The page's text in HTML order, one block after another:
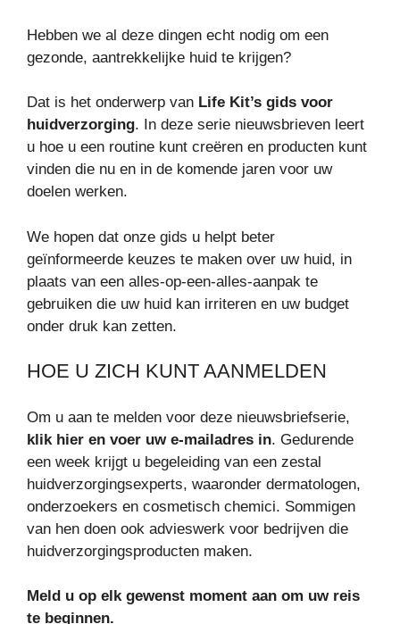
Hebben we al deze dingen echt nodig om een ​​
gezonde, aantrekkelijke huid te krijgen?
Dat is het onderwerp van Life Kit’s gids voor
huidverzorging. In deze serie nieuwsbrieven leert
u hoe u een routine kunt creëren en producten kunt
vinden die nu en in de komende jaren voor uw
doelen werken.
We hopen dat onze gids u helpt beter
geïnformeerde keuzes te maken over uw huid, in
plaats van een alles-op-een-alles-aanpak te
gebruiken die uw huid kan irriteren en uw budget
onder druk kan zetten.
HOE U ZICH KUNT AANMELDEN
Om u aan te melden voor deze nieuwsbriefserie,
klik hier en voer uw e-mailadres in. Gedurende
een week krijgt u begeleiding van een zestal
huidverzorgingsexperts, waaronder dermatologen,
onderzoekers en cosmetisch chemici. Sommigen
van hen doen ook advieswerk voor bedrijven die
huidverzorgingsproducten maken.
Meld u op elk gewenst moment aan om uw reis
te beginnen.